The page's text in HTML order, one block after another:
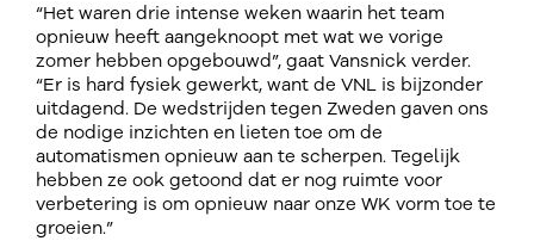
“Het waren drie intense weken waarin het team
opnieuw heeft aangeknoopt met wat we vorige
zomer hebben opgebouwd”, gaat Vansnick verder.
“Er is hard fysiek gewerkt, want de VNL is bijzonder
uitdagend. De wedstrijden tegen Zweden gaven ons
de nodige inzichten en lieten toe om de
automatismen opnieuw aan te scherpen. Tegelijk
hebben ze ook getoond dat er nog ruimte voor
verbetering is om opnieuw naar onze WK vorm toe te
groeien.”